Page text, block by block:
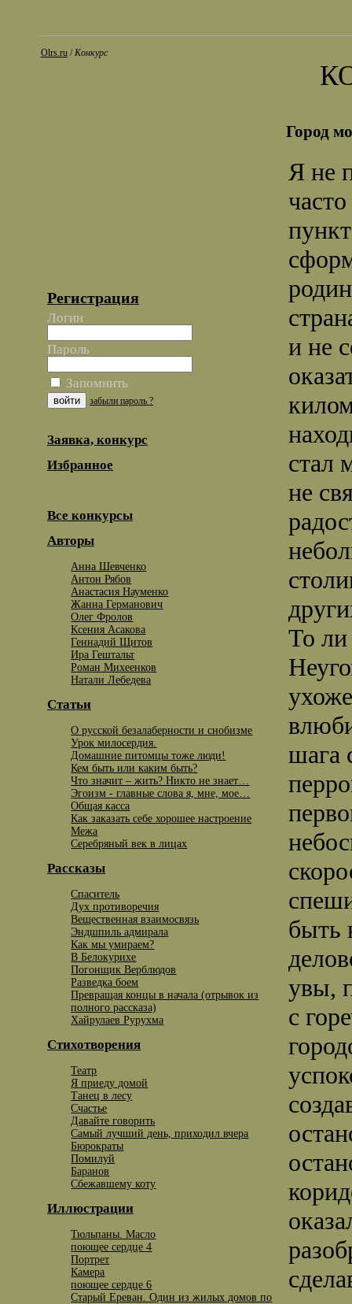
Olrs.ru/Конкурс
Регистрация
Логин
Пароль
Запомнить
забыли пароль ?
Заявка, конкурс
Избранное
Все конкурсы
Авторы
Анна Шевченко
Антон Рябов
Анастасия Науменко
Жанна Германович
Олег Фролов
Ксения Асакова
Геннадий Щитов
Ира Гештальт
Роман Михеенков
Натали Лебедева
Статьи
О русской безалаберности и снобизме
Урок милосердия.
Домашние питомцы тоже люди!
Кем быть или каким быть?
Что значит – жить? Никто не знает…
Эгоизм - главные слова я, мне, мое…
Общая касса
Как заказать себе хорошее настроение
Межа
Серебряный век в лицах
Рассказы
Спаситель
Дух противоречия
Вещественная взаимосвязь
Эндшпиль адмирала
Как мы умираем?
В Белокурихе
Погонщик Верблюдов
Разведка боем
Превращая концы в начала (отрывок из
полного рассказа)
Хайрулаев Рурухма
Стихотворения
Театр
Я приеду домой
Танец в лесу
Счастье
Давайте говорить
Самый лучший день, приходил вчера
Бюрократы
Помилуй
Баранов
Сбежавшему коту
Иллюстрации
Тюльпаны. Масло
поющее сердце 4
Портрет
Камера
поющее сердце 6
Старый Ереван. Один из жилых домов по
Город
Я не
и не
стал
не
То
шага
быть
увы,
с